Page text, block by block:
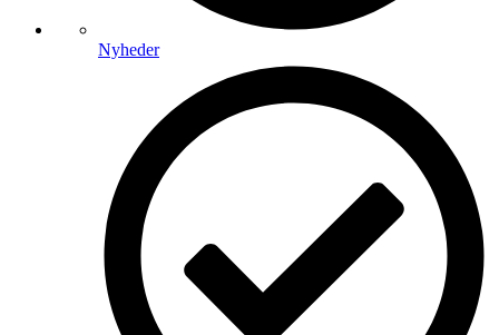
Nyheder